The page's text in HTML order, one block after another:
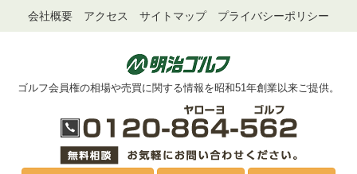
会社概要 アクセス サイトマップ プライバシーポリシー
ゴルフ会員権の相場や売買に関する情報を昭和51年創業以来ご提供。